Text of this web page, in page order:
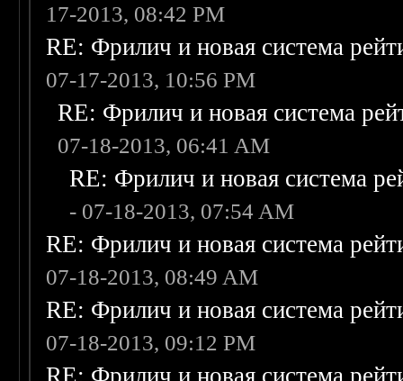
17-2013, 08:42 PM
RE: Фрилич и новая система
07-17-2013, 10:56 PM
RE: Фрилич и новая система
07-18-2013, 06:41 AM
RE: Фрилич и новая система
- 07-18-2013, 07:54 AM
RE: Фрилич и новая система
07-18-2013, 08:49 AM
RE: Фрилич и новая система
07-18-2013, 09:12 PM